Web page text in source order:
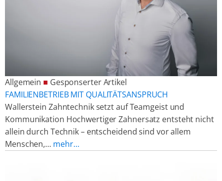
Allgemein ■ Gesponserter Artikel
FAMILIENBETRIEB MIT QUALITÄTSANSPRUCH
Wallerstein Zahntechnik setzt auf Teamgeist und
Kommunikation Hochwertiger Zahnersatz entsteht nicht
allein durch Technik – entscheidend sind vor allem
Menschen,… mehr…